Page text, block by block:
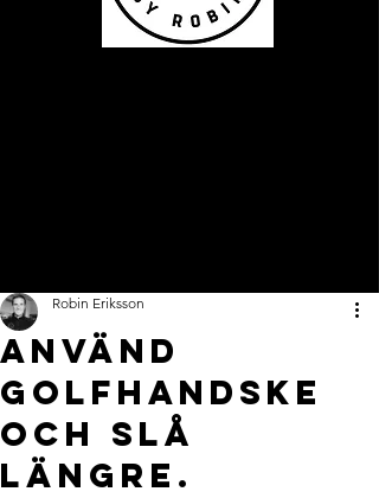
Använd
golfhandske
och slå
längre.
Robin Eriksson